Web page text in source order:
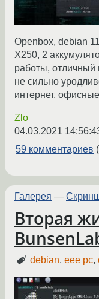
Openbox, debian
X250, 2
работы,
не сильно
интернет,
Zlo
04.03.2021
59 комментариев
Галерея —
Вторая
debian,eee pc,